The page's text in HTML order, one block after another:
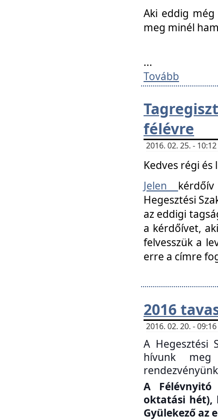
Aki eddig
meg minél
...
Tovább
félévre
2016. 02. 25. -
Kedves régi
Jelen
Hegesztési
az eddigi
a kérdőívet,
felvesszük a
erre a címre
2016
2016. 02. 20. -
A Hegesztési
hívunk
A
oktatási hét),
Gyülekező az